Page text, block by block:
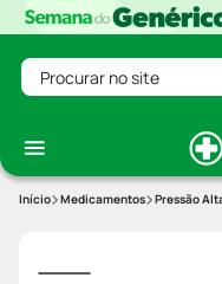
Procurar no site
Medicamentos Pressão